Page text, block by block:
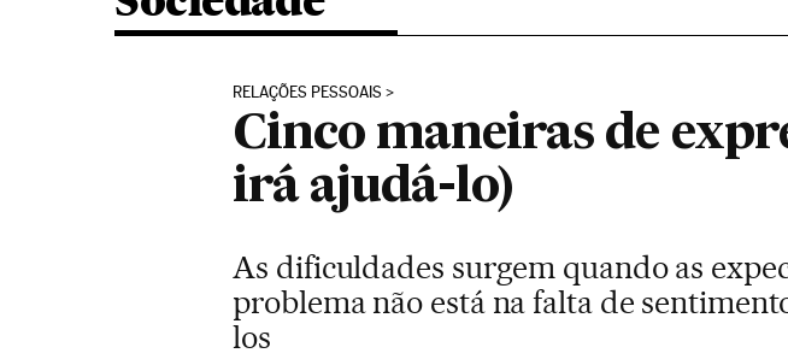
RELAÇÕES PESSOAIS
Cinco maneiras de
irá ajudá-lo)
As dificuldades surgem quando as
problema não está na falta de
los